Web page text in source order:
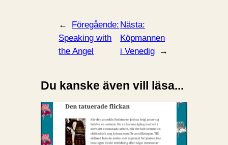
←
Föregående:
Speaking with
the Angel
Nästa:
Köpmannen
i Venedig
→
Du kanske även vill läsa...